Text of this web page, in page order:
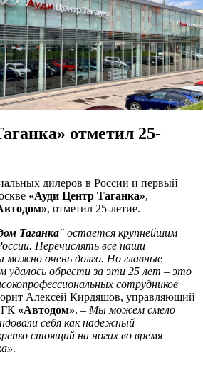
отметил 25-
дилеров в России и первый
«Ауди Центр Таганка»,
, отметил 25-летие.
Таганка" остается крупнейшим
Перечислять все наши
можно очень долго. Но главные
удалось обрести за эти 25 лет – это
сотрудников
Алексей Кирдяшов, управляющий
ГК «Автодом». – Мы можем смело
себя как надежный
стоящий на ногах во время
.